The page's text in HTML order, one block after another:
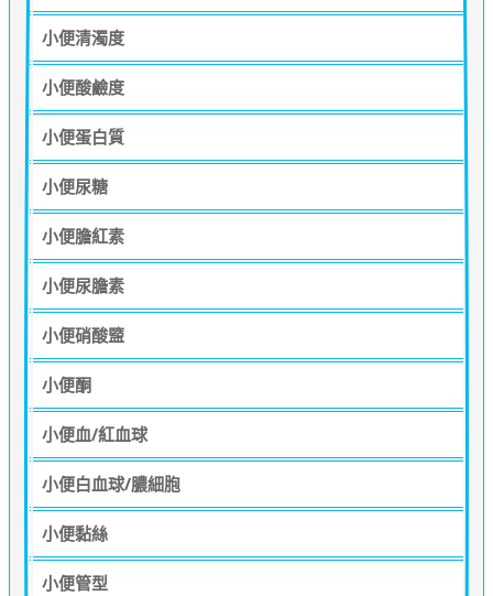
小便清濁度
小便酸鹼度
小便蛋白質
小便尿糖
小便膽紅素
小便尿膽素
小便硝酸盬
小便酮
小便血/紅血球
小便白血球/膿細胞
小便黏絲
小便管型